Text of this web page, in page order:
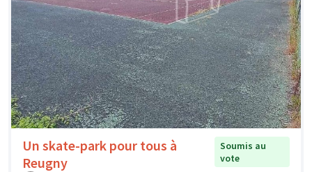
Un skate-park pour tous à
Reugny
Soumis au
vote